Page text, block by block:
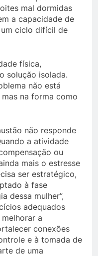
mal dormidas
a capacidade de
ciclo difícil de
física,
solução isolada.
não está
na forma como
não responde
a atividade
ou
mais o estresse
ser estratégico,
à fase
dessa mulher”,
adequados
a
conexões
e à tomada de
de uma